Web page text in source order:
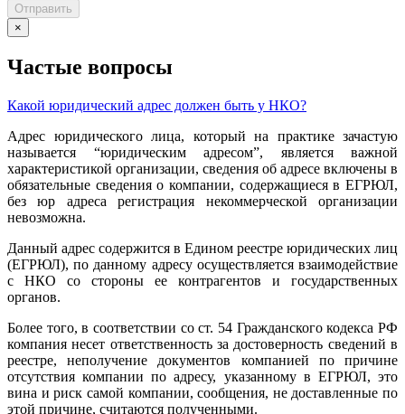
Отправить
×
Частые вопросы
Какой юридический адрес должен быть у НКО?
Адрес юридического лица, который на практике зачастую
называется “юридическим адресом”, является важной
характеристикой организации, сведения об адресе включены в
обязательные сведения о компании, содержащиеся в ЕГРЮЛ,
без юр адреса регистрация некоммерческой организации
невозможна.
Данный адрес содержится в Едином реестре юридических лиц
(ЕГРЮЛ), по данному адресу осуществляется взаимодействие
с НКО со стороны ее контрагентов и государственных
органов.
Более того, в соответствии со ст. 54 Гражданского кодекса РФ
компания несет ответственность за достоверность сведений в
реестре, неполучение документов компанией по причине
отсутствия компании по адресу, указанному в ЕГРЮЛ, это
вина и риск самой компании, сообщения, не доставленные по
этой причине, считаются полученными.